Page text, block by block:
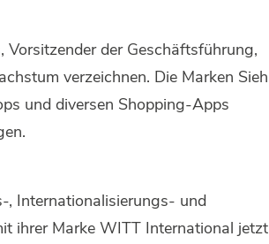
der Geschäftsführung,
verzeichnen. Die Marken Sieh
und diversen Shopping-Apps
Internationalisierungs- und
ihrer Marke WITT International jetzt